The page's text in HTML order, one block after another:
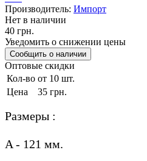
Производитель: Импорт
Нет в наличии
40 грн.
Уведомить о снижении цены
Оптовые скидки
Кол-во от 10 шт.
Цена
35 грн.
Размеры :
A - 121 мм.